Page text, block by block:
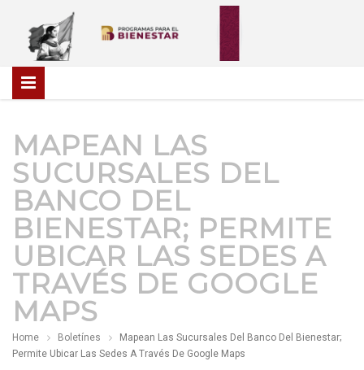
MAPEAN LAS
SUCURSALES DEL
BANCO DEL
BIENESTAR; PERMITE
UBICAR LAS SEDES A
TRAVÉS DE GOOGLE
MAPS
Home Boletínes
Mapean Las Sucursales Del Banco Del Bienestar;
Permite Ubicar Las Sedes A Través De Google Maps